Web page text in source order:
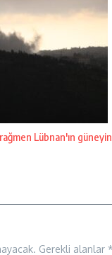
Lübnan'ın
Gerekli alanlar *